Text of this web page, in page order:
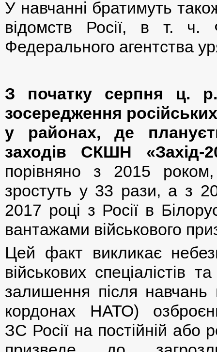
У навчанні братимуть
відомств Росії, в т.
Федерального агентства
З початку серпня ц.
зосередження російських
у районах, де
заходів СКШН «Захід-
порівняно з 2015
зростуть у 33 рази, а з
2017 році з Росії в
вантажами військового
Цей факт викликає
військових спеціалістів
залишення після навчань
кордонах НАТО)
ЗС Росії на постійній або